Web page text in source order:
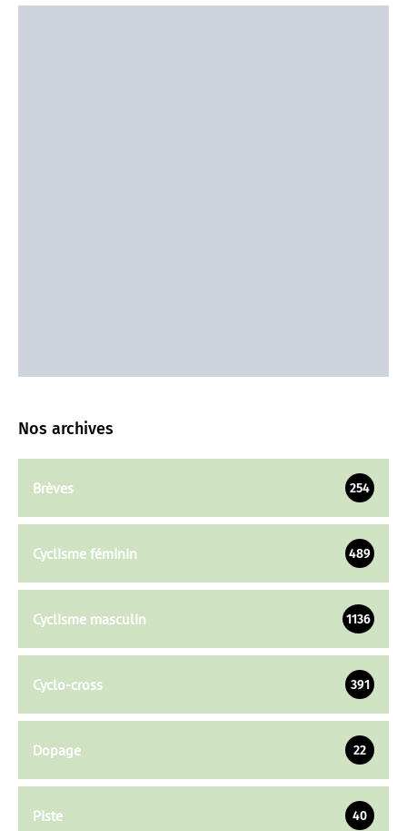
Nos archives
Brèves 254
Cyclisme féminin 489
Cyclisme masculin 1136
Cyclo-cross 391
Dopage 22
Piste 40